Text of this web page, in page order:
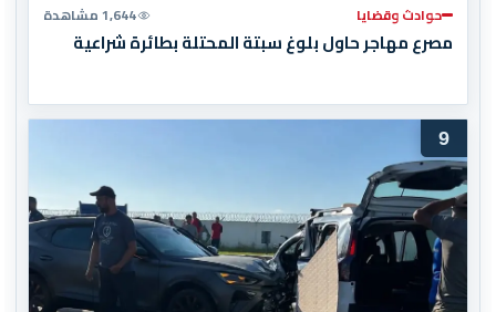
حوادث وقضايا 1,644 مشاهدة
مصرع مهاجر حاول بلوغ سبتة المحتلة بطائرة شراعية
9